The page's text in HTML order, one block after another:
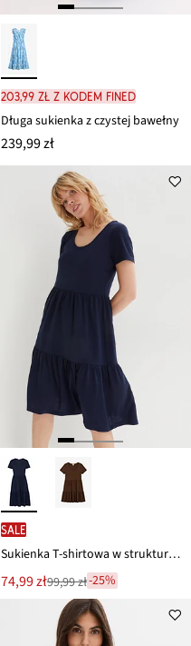
203,99 zł z kodem FINED
Długa sukienka z czystej bawełny
239,99 zł
SALE
Sukienka T-shirtowa w strukturalny wzór, z mieszanki wiskozy
Nowa
cena
74,99 zł
Przeceniono
99,99 zł-25%